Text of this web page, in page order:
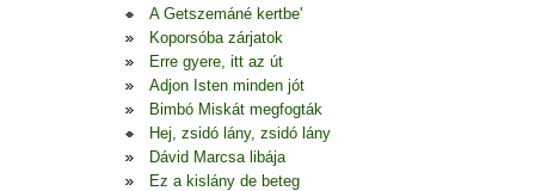
A Getszemáné kertbe'
Koporsóba zárjatok
Erre gyere, itt az út
Adjon Isten minden jót
Bimbó Miskát megfogták
Hej, zsidó lány, zsidó lány
Dávid Marcsa libája
Ez a kislány de beteg